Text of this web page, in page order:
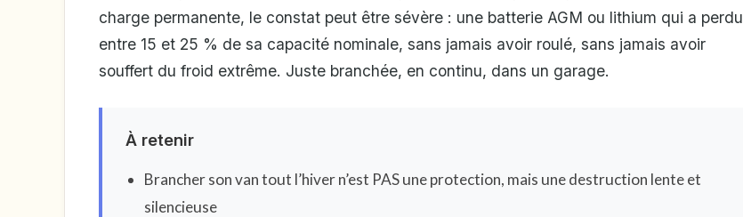
charge permanente, le constat peut être sévère : une batterie AGM ou lithium qui a perdu
entre 15 et 25 % de sa capacité nominale, sans jamais avoir roulé, sans jamais avoir
souffert du froid extrême. Juste branchée, en continu, dans un garage.
À retenir
Brancher son van tout l’hiver n’est PAS une protection, mais une destruction lente et
silencieuse